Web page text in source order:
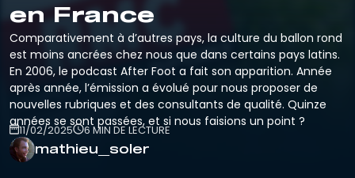
en France
Comparativement à d’autres pays, la culture du ballon rond
est moins ancrées chez nous que dans certains pays latins.
En 2006, le podcast After Foot a fait son apparition. Année
après année, l’émission a évolué pour nous proposer de
nouvelles rubriques et des consultants de qualité. Quinze
années se sont passées, et si nous faisions un point ?
11/02/2025 6 MIN DE LECTURE
mathieu_soler